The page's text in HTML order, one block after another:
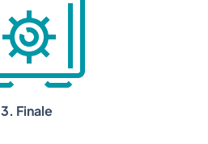
3. Finale